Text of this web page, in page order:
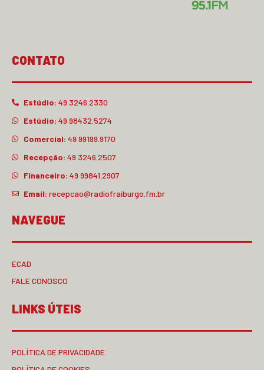
CONTATO
Estúdio: 49 3246.2330
Estúdio: 49 98432.5274
Comercial: 49 99199.9170
Recepção: 49 3246.2507
Financeiro: 49 99841.2907
Email: recepcao@radiofraiburgo.fm.br
NAVEGUE
ECAD
FALE CONOSCO
LINKS ÚTEIS
POLÍTICA DE PRIVACIDADE